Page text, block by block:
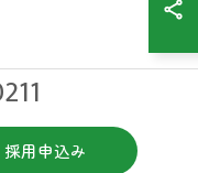
採用申込み